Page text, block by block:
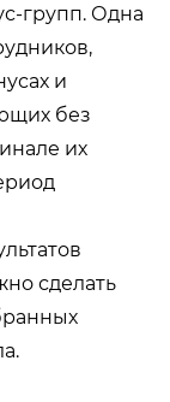
групп. Одна
и
без
их
сделать